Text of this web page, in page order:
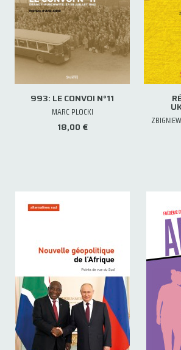
993: LE CONVOI N°11
MARC PLOCKI
18,00 €